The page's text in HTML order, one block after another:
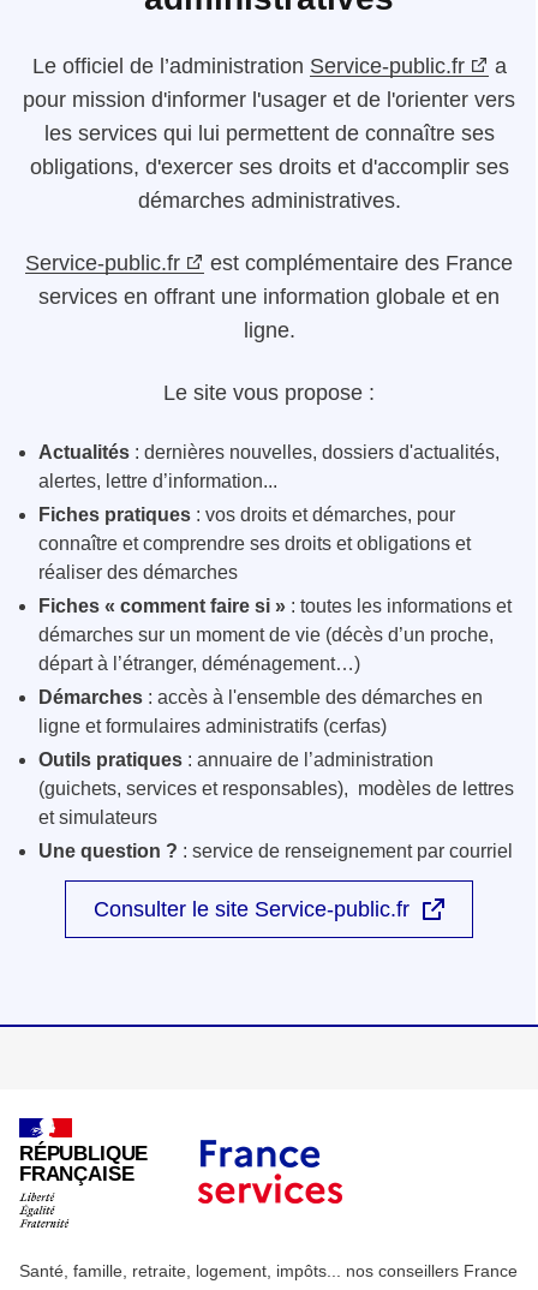
Le officiel de l’administration Service-public.fr
a
pour mission d'informer l'usager et de l'orienter vers
les services qui lui permettent de connaître ses
obligations, d'exercer ses droits et d'accomplir ses
démarches administratives.
Service-public.fr
est complémentaire des France
services en offrant une information globale et en
ligne.
Le site vous propose :
Actualités : dernières nouvelles, dossiers d'actualités,
alertes, lettre d’information...
Fiches pratiques : vos droits et démarches, pour
connaître et comprendre ses droits et obligations et
réaliser des démarches
Fiches « comment faire si » : toutes les informations et
démarches sur un moment de vie (décès d’un proche,
départ à l’étranger, déménagement…)
Démarches : accès à l'ensemble des démarches en
ligne et formulaires administratifs (cerfas)
Outils pratiques : annuaire de l’administration
(guichets, services et responsables), modèles de lettres
et simulateurs
Une question ? : service de renseignement par courriel
Consulter le site Service-public.fr
RÉPUBLIQUE
FRANÇAISE
Santé, famille, retraite, logement, impôts... nos conseillers France